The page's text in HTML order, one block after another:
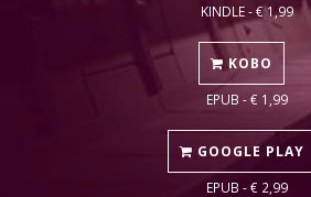
KINDLE - € 1,99
KOBO
EPUB - € 1,99
GOOGLE PLAY
EPUB - € 2,99